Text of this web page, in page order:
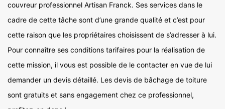
couvreur professionnel Artisan Franck. Ses services dans le
cadre de cette tâche sont d’une grande qualité et c’est pour
cette raison que les propriétaires choisissent de s’adresser à lui.
Pour connaître ses conditions tarifaires pour la réalisation de
cette mission, il vous est possible de le contacter en vue de lui
demander un devis détaillé. Les devis de bâchage de toiture
sont gratuits et sans engagement chez ce professionnel,